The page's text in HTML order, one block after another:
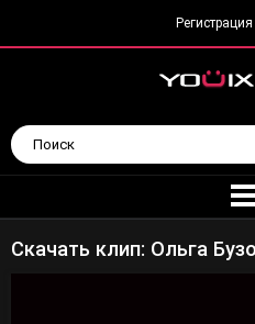
Регистрация
Скачать клип: Ольга